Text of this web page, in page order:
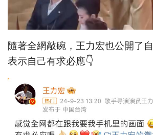
隨著全網敲碗，王力宏也公開了
表示自己有求必應👇